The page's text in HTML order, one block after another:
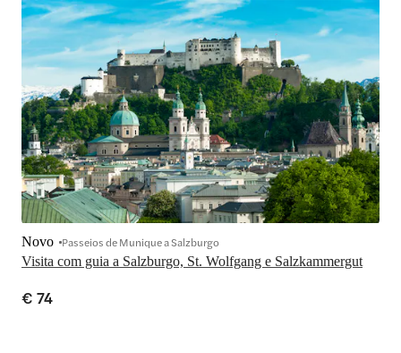
Visita com guia a Salzburgo, St. Wolfgang e Salzkammergut
Novo Passeios de Munique a Salzburgo
€ 74